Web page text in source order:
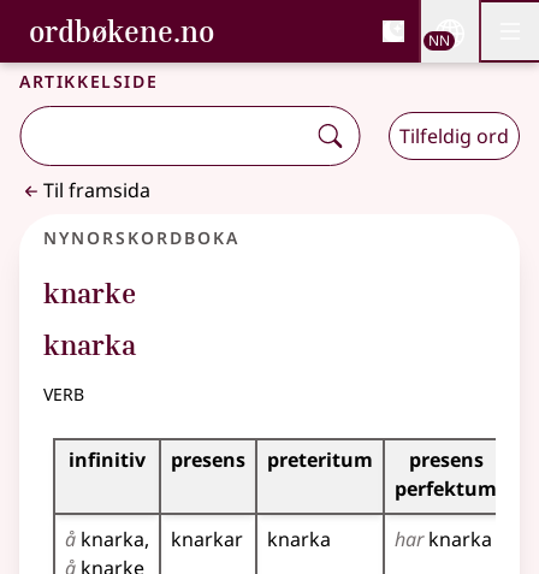
Gå til hovudinnhald
Tilgjenge
ordbøkene.no, Bokmålsordboka og
Bokmålsordboka og Nynorskordboka
NN
Artikkelside
Tilfeldig ord
Til framsida
Nynorskordboka
knarke
knarka
verb
Bøyningstabell for dette verbet
infinitiv presens preteritum
presens
perfektum
å knarka
å knarke
knarkar knarka harknarka